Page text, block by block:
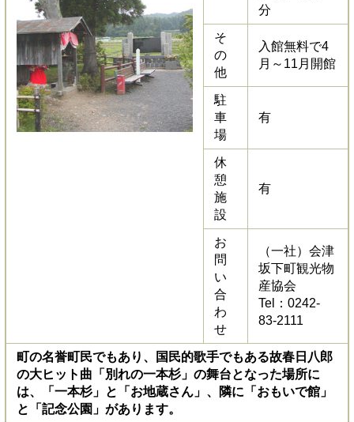
分
そ
の
他
入館無料で4
月～11月開館
駐
車
場
有
休
憩
施
設
有
お
問
い
合
わ
せ
（一社）会津
坂下町観光物
産協会
Tel：0242-
83-2111
町の名誉町民でもあり、国民的歌手でもある故春日八郎
の大ヒット曲「別れの一本杉」の舞台となった場所に
は、「一本杉」と「お地蔵さん」、隣に「おもいで館」
と「記念公園」があります。